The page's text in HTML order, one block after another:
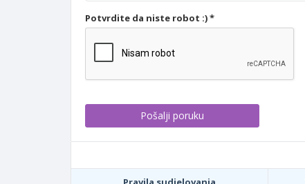
Potvrdite da niste robot :) *